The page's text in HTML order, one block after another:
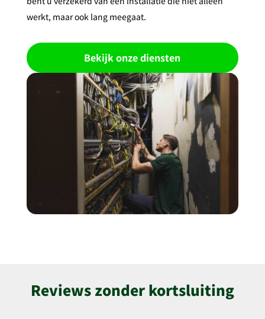
werkt, maar ook lang meegaat.
Bekijk onze diensten
Reviews zonder kortsluiting